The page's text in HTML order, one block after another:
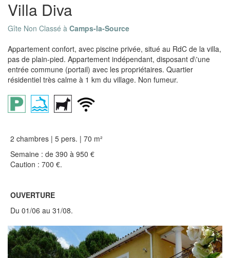
Villa Diva
Gîte Non Classé à Camps-la-Source
Appartement confort, avec piscine privée, situé au RdC de la villa,
pas de plain-pied. Appartement indépendant, disposant d\'une
entrée commune (portail) avec les propriétaires. Quartier
résidentiel très calme à 1 km du village. Non fumeur.
2 chambres | 5 pers. | 70 m²
Semaine : de 390 à 950 €
Caution : 700 €.
OUVERTURE
Du 01/06 au 31/08.